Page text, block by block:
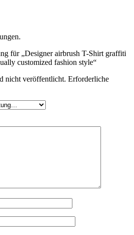
für „Designer airbrush T-Shirt graffiti
customized fashion style“
nicht veröffentlicht. Erforderliche